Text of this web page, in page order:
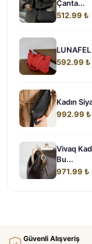
Çanta...
512.99 ₺
592.99 ₺
Kadın
992.99 ₺
Vivaq
Bu...
971.99 ₺
Güvenli Alışveriş